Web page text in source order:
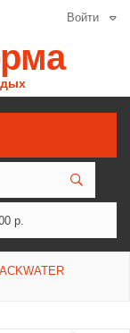
Войти
р.